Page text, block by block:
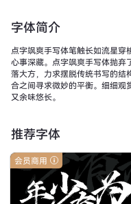
字体简介
点字飒爽手写体笔触长如流星穿
心事深藏。点字飒爽手写体抛弃
落大方，力求摆脱传统书写的结
合之间寻求微妙的平衡。细细观
又余味悠长。
推荐字体
会员商用